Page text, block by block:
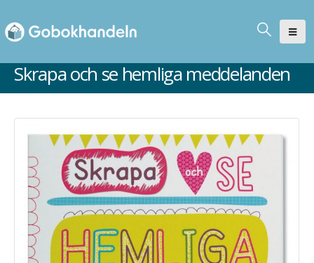
Skrapa och se hemliga meddelanden